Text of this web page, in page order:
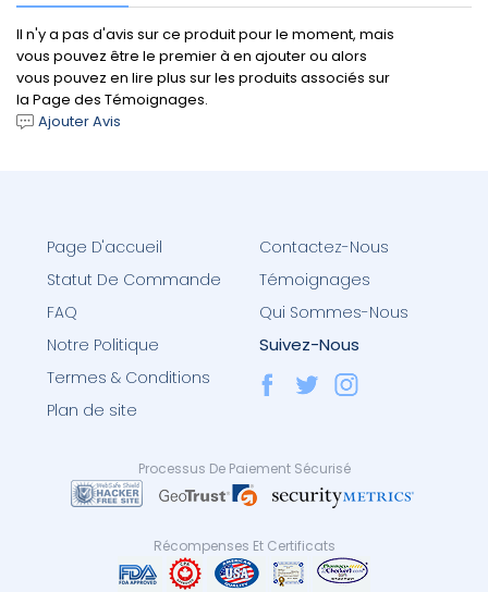
Il n'y a pas d'avis sur ce produit pour le moment, mais
vous pouvez être le premier à en ajouter ou alors
vous pouvez en lire plus sur les produits associés sur
la Page des Témoignages.
Ajouter Avis
Page D'accueil
Statut De Commande
FAQ
Contactez-Nous
Témoignages
Qui Sommes-Nous
Notre Politique
Termes & Conditions
Plan de site
Suivez-Nous
Processus De Paiement Sécurisé
Récompenses Et Certificats